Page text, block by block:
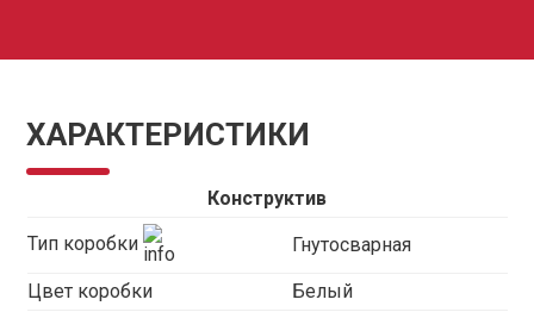
ХАРАКТЕРИСТИКИ
Конструктив
Тип коробки Гнутосварная
Цвет коробки
Белый